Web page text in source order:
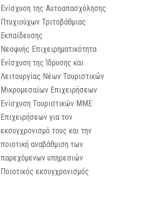
Ενίσχυση της Αυτοαπασχόλησης
Πτυχιούχων Τριτοβάθμιας
Εκπαίδευσης
Νεοφυής Επιχειρηματικότητα
Ενίσχυση της Ίδρυσης και
Λειτουργίας Νέων Τουριστικών
Μικρομεσαίων Επιχειρήσεων
Ενίσχυση Τουριστικών ΜΜΕ
Επιχειρήσεων για τον
εκσυγχρονισμό τους και την
ποιοτική αναβάθμιση των
παρεχόμενων υπηρεσιών
Ποιοτικός εκσυγχρονισμός